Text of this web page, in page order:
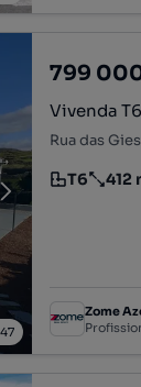
47
799
Vivenda
Rua das
Tipologia
T6
Preço por
412
Zome